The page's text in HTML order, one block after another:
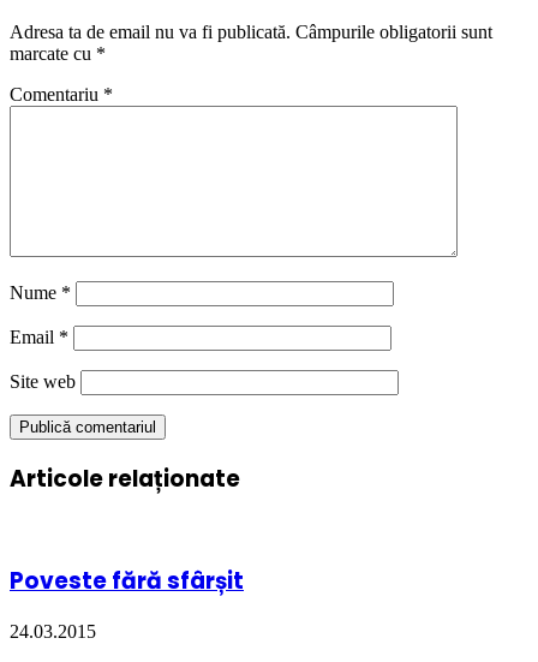
Adresa ta de email nu va fi publicată. Câmpurile obligatorii sunt
marcate cu *
Comentariu *
Nume *
Email *
Site web
Articole relaționate
Poveste fără sfârșit
24.03.2015